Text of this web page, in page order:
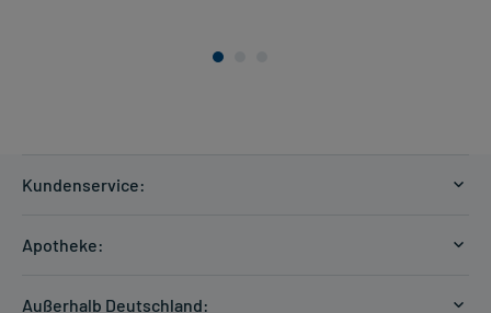
Kundenservice:
Zahlungsarten
Apotheke:
Außerhalb Deutschland: